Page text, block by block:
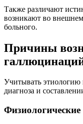
Также различают
возникают во
больного.
Причины
Учитывать
диагноза и